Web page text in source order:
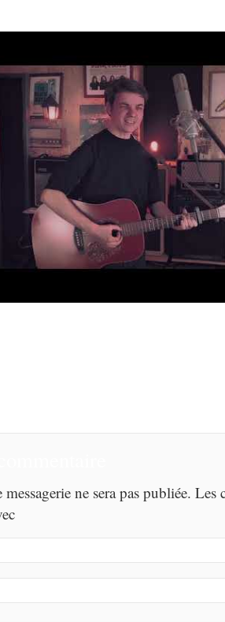
messagerie ne sera pas publiée.